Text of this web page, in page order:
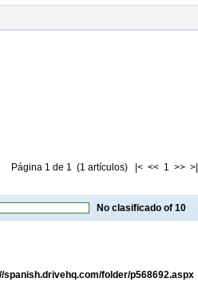
Página 1 de 1 (1 artículos) |< << 1 >> >|
No clasificado of 10
spanish.drivehq.com/folder/p568692.aspx